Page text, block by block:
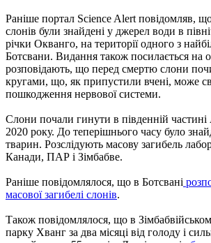
Раніше портал Science Alert повідомляв,
слонів були знайдені у джерел води в
річки Окванго, на території одного з
Ботсвани. Видання також посилається на
розповідають, що перед смертю слони
кругами, що, як припустили вчені, може
пошкодження нервової системи.
Слони почали гинути в південній
2020 року. До теперішнього часу було
тварин. Розслідують масову загибель
Канади, ПАР і Зімбабве.
Раніше повідомлялося, що в Ботсвані
масової загибелі слонів.
Також повідомлялося, що в
парку Хванг за два місяці від голоду і